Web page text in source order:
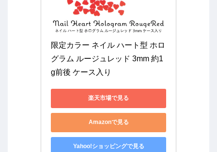
限定カラー ネイル ハート型 ホロ
グラム ルージュレッド 3mm 約1
g前後 ケース入り
楽天市場で見る
Amazonで見る
Yahoo!ショッピングで見る